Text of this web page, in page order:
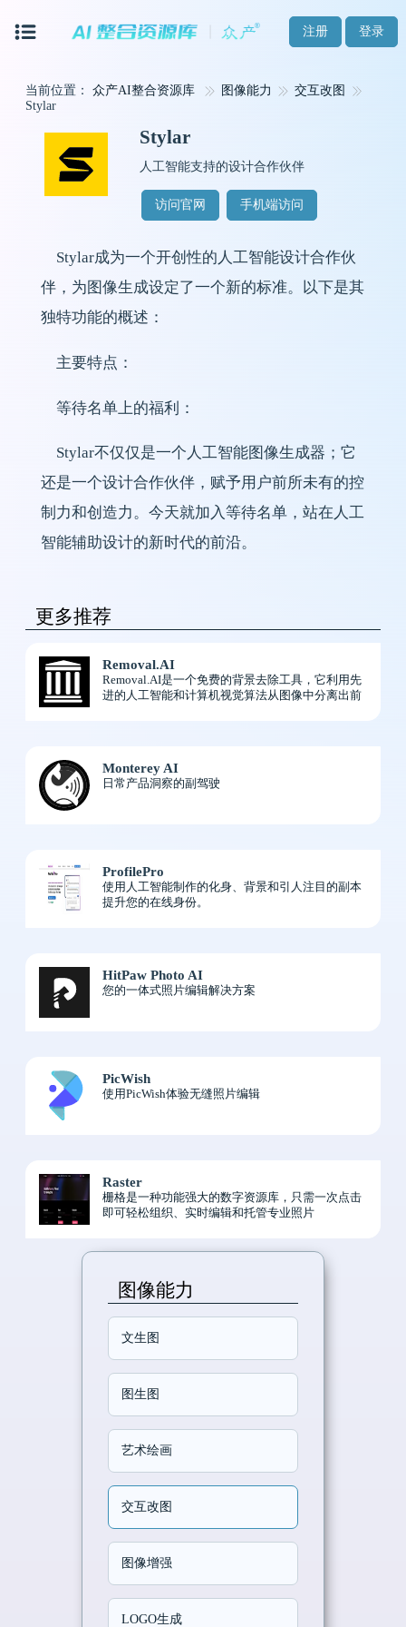
注册 登录
当前位置： 众产AI整合资源库 图像能力
交互改图
Stylar
Stylar
人工智能支持的设计合作伙伴
访问官网 手机端访问
Stylar成为一个开创性的人工智能设计合作伙
伴，为图像生成设定了一个新的标准。以下是其
独特功能的概述：
主要特点：
等待名单上的福利：
Stylar不仅仅是一个人工智能图像生成器；它
还是一个设计合作伙伴，赋予用户前所未有的控
制力和创造力。今天就加入等待名单，站在人工
智能辅助设计的新时代的前沿。
更多推荐
Removal.AI
Removal.AI是一个免费的背景去除工具，它利用先
进的人工智能和计算机视觉算法从图像中分离出前
Monterey AI
日常产品洞察的副驾驶
ProfilePro
使用人工智能制作的化身、背景和引人注目的副本
提升您的在线身份。
HitPaw Photo AI
您的一体式照片编辑解决方案
PicWish
使用PicWish体验无缝照片编辑
Raster
栅格是一种功能强大的数字资源库，只需一次点击
即可轻松组织、实时编辑和托管专业照片
图像能力
文生图
图生图
艺术绘画
交互改图
图像增强
LOGO生成